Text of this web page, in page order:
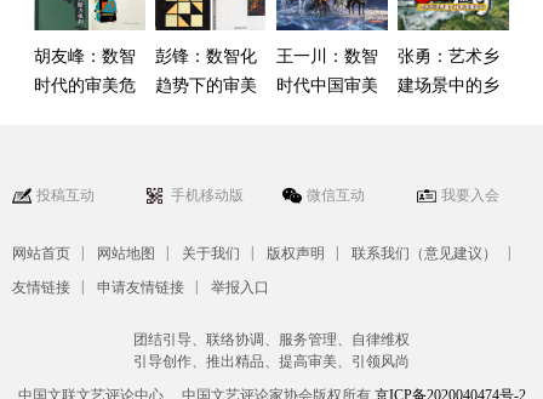
胡友峰：数智
时代的审美危
彭锋：数智化
趋势下的审美
王一川：数智
时代中国审美
张勇：艺术乡
建场景中的乡
投稿互动 手机移动版 微信互动 我要入会
网站首页 网站地图 关于我们 版权声明 联系我们（意见建议）
友情链接 申请友情链接 举报入口
团结引导、联络协调、服务管理、自律维权
引导创作、推出精品、提高审美、引领风尚
中国文联文艺评论中心、 中国文艺评论家协会版权所有 京ICP备2020040474号-2